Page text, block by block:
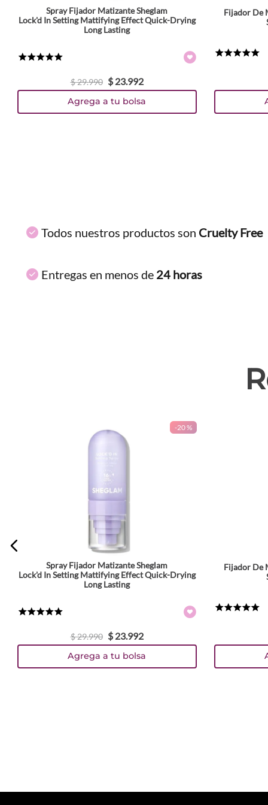
ENVIAR COMENTARIO
Spray Fijador Matizante Sheglam
Lock'd In Setting Mattifying Effect Quick-Drying
Long Lasting
$29.990 $ 23.992
Agrega a tu bolsa
Fijador De
Todos nuestros productos son Cruelty Free
Entregas en menos de 24 horas
-20 %
Spray Fijador Matizante Sheglam
Lock'd In Setting Mattifying Effect Quick-Drying
Long Lasting
$29.990 $ 23.992
Agrega a tu bolsa
Fijador De